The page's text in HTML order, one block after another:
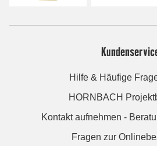
Hilfe & Häufige
HORNBACH
Kontakt aufnehmen -
Fragen zur